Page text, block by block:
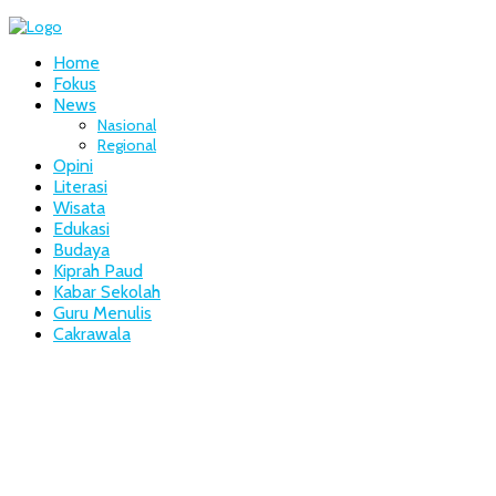
Home
Fokus
News
Nasional
Regional
Opini
Literasi
Wisata
Edukasi
Budaya
Kiprah Paud
Kabar Sekolah
Guru Menulis
Cakrawala